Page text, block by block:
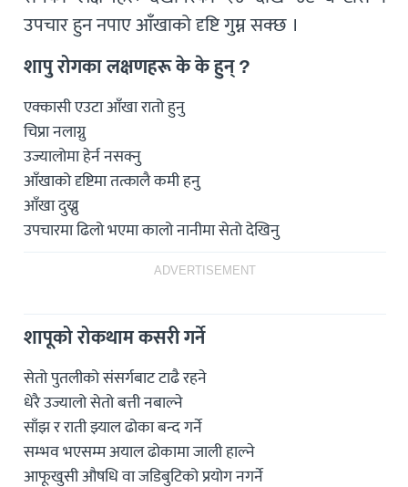
उपचार हुन नपाए आँखाको दृष्टि गुम्न सक्छ ।
शापु रोगका लक्षणहरू के के हुन् ?
एक्कासी एउटा आँखा रातो हुनु
चिप्रा नलाग्नु
उज्यालोमा हेर्न नसक्नु
आँखाको दृष्टिमा तत्कालै कमी हनु
आँखा दुख्नु
उपचारमा ढिलो भएमा कालो नानीमा सेतो देखिनु
ADVERTISEMENT
शापूको रोकथाम कसरी गर्ने
सेतो पुतलीको संसर्गबाट टाढै रहने
धेरै उज्यालो सेतो बत्ती नबाल्ने
साँझ र राती झ्याल ढोका बन्द गर्ने
सम्भव भएसम्म अयाल ढोकामा जाली हाल्ने
आफूखुसी औषधि वा जडिबुटिको प्रयोग नगर्ने